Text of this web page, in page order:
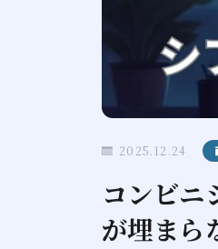
2025.12.24
コンビニ
が埋まら